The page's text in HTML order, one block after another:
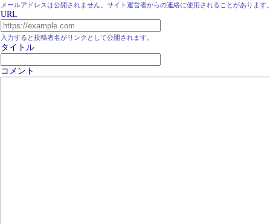
メールアドレスは公開されません。サイト運営者からの連絡に使用されることがあります。
URL
入力すると投稿者名がリンクとして公開されます。
タイトル
コメント